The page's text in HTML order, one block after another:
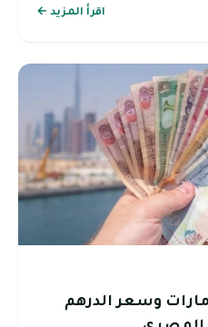
اقرأ المزيد ←
وسعر الدرهم